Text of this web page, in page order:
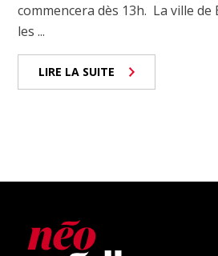
commencera dès 13h. La ville de
les ...
LIRE LA SUITE